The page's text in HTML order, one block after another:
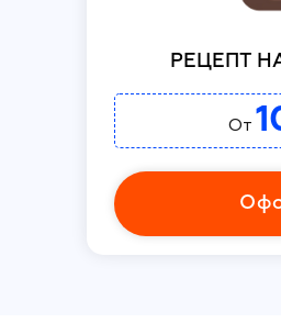
РЕЦЕПТ
От